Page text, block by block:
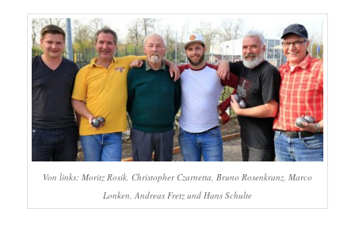
Von links: Moritz Rosik, Christopher Czarnetta, Bruno Rosenkranz, Marco
Lonken, Andreas Fretz und Hans Schulte